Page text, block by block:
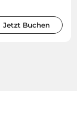
Jetzt Buchen